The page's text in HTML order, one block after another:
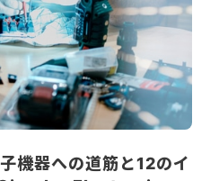
機器への道筋と12のイ